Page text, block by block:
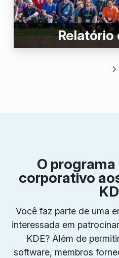
Relatório
O
corporativo
Você faz parte de uma
interessada em
KDE? Além de
software, membros